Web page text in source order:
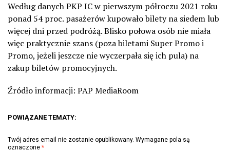
Według danych PKP IC w pierwszym półroczu 2021 roku
ponad 54 proc. pasażerów kupowało bilety na siedem lub
więcej dni przed podróżą. Blisko połowa osób nie miała
więc praktycznie szans (poza biletami Super Promo i
Promo, jeżeli jeszcze nie wyczerpała się ich pula) na
zakup biletów promocyjnych.
Źródło informacji: PAP MediaRoom
POWIĄZANE TEMATY:
Twój adres email nie zostanie opublikowany. Wymagane pola są
oznaczone *